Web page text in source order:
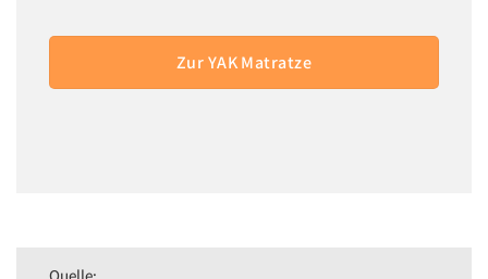
Zur YAK Matratze